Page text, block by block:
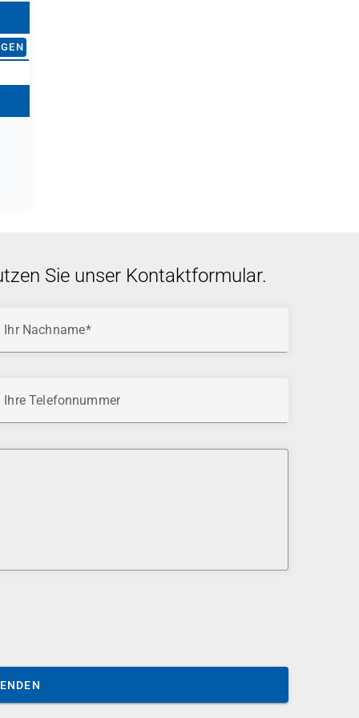
Sie unser Kontaktformular.
Ihr Nachname
Ihre Telefonnummer